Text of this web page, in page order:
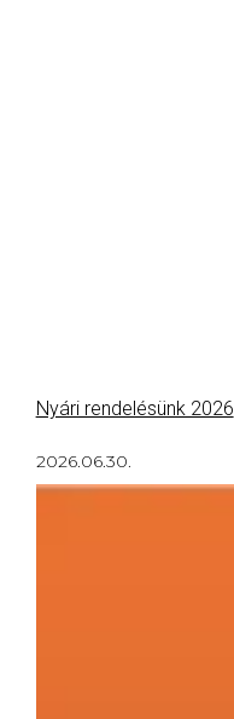
Nyári rendelésünk 2026
2026.06.30.